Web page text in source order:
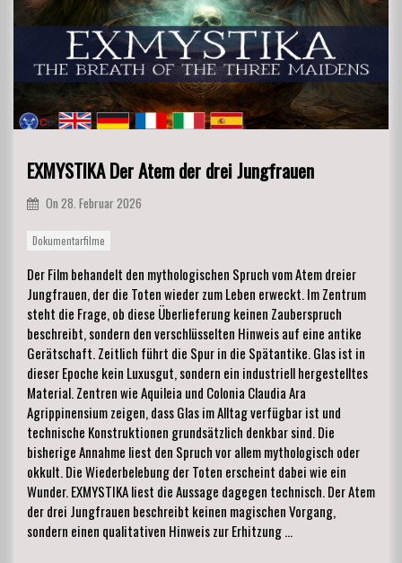
EXMYSTIKA Der Atem der drei Jungfrauen
On 28. Februar 2026
Dokumentarfilme
Der Film behandelt den mythologischen Spruch vom Atem dreier
Jungfrauen, der die Toten wieder zum Leben erweckt. Im Zentrum
steht die Frage, ob diese Überlieferung keinen Zauberspruch
beschreibt, sondern den verschlüsselten Hinweis auf eine antike
Gerätschaft. Zeitlich führt die Spur in die Spätantike. Glas ist in
dieser Epoche kein Luxusgut, sondern ein industriell hergestelltes
Material. Zentren wie Aquileia und Colonia Claudia Ara
Agrippinensium zeigen, dass Glas im Alltag verfügbar ist und
technische Konstruktionen grundsätzlich denkbar sind. Die
bisherige Annahme liest den Spruch vor allem mythologisch oder
okkult. Die Wiederbelebung der Toten erscheint dabei wie ein
Wunder. EXMYSTIKA liest die Aussage dagegen technisch. Der Atem
der drei Jungfrauen beschreibt keinen magischen Vorgang,
sondern einen qualitativen Hinweis zur Erhitzung …